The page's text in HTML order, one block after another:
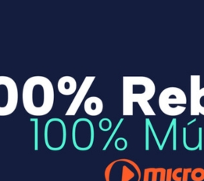
Divide en 3 sin
Sequra